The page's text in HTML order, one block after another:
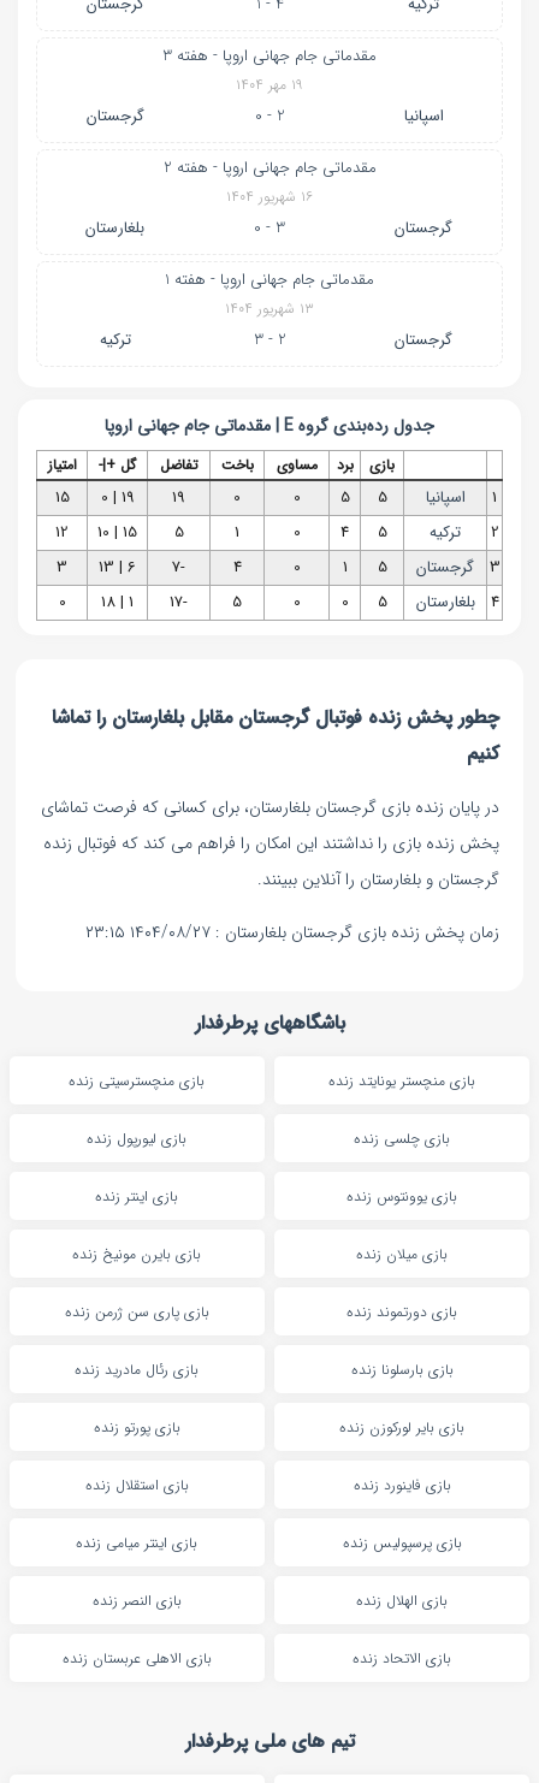
مقدماتی جام جهانی اروپا - هفته 3
۱۹ مهر ۱۴۰۴
اسپانیا 2 - 0 گرجستان
مقدماتی جام جهانی اروپا - هفته 2
۱۶ شهریور ۱۴۰۴
گرجستان 3 - 0 بلغارستان
مقدماتی جام جهانی اروپا - هفته 1
۱۳ شهریور ۱۴۰۴
گرجستان 2 - 3 ترکیه
جدول رده‌بندیگروه E | مقدماتی جام جهانی اروپا
بازی برد مساوی باخت تفاضل گل +|- امتیاز
1 اسپانیا 5
5
0
0
19
19 | 0
15
2
ترکیه 5
4
0
1
5
15 | 10
12
3
گرجستان 5
1
0
4
-7
6 | 13
3
4
بلغارستان 5
0
0
5
-17
1 | 18
0
چطور پخش زنده فوتبال گرجستان مقابل بلغارستان را تماشا
کنیم
در پایان زنده بازی گرجستان بلغارستان، برای کسانی که فرصت تماشای
پخش زنده بازی را نداشتند این امکان را فراهم می کند که فوتبال زنده
گرجستان و بلغارستان را آنلاین ببینند.
زمان پخش زنده بازی گرجستان بلغارستان : ۱۴۰۴/۰۸/۲۷ ۲۳:۱۵
باشگاههای پرطرفدار
بازی منچستر یونایتد زنده بازی منچسترسیتی زنده
بازی چلسی زنده بازی لیورپول زنده
بازی یوونتوس زنده بازی اینتر زنده
بازی میلان زنده بازی بایرن مونیخ زنده
بازی دورتموند زنده بازی پاری سن ژرمن زنده
بازی بارسلونا زنده بازی رئال مادرید زنده
بازی بایر لورکوزن زنده بازی پورتو زنده
بازی فاینورد زنده بازی استقلال زنده
بازی پرسپولیس زنده بازی اینتر میامی زنده
بازی الهلال زنده بازی النصر زنده
بازی الاتحاد زنده بازی الاهلی عربستان زنده
تیم های ملی پرطرفدار